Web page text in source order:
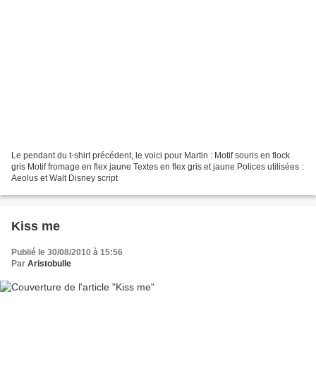
Le pendant du t-shirt précédent, le voici pour Martin : Motif souris en flock
gris Motif fromage en flex jaune Textes en flex gris et jaune Polices utilisées :
Aeolus et Walt Disney script
Kiss me
Publié le 30/08/2010 à 15:56
Par Aristobulle